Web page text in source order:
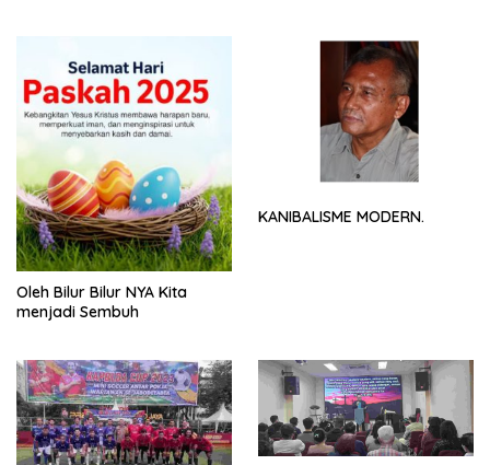
Oleh Bilur Bilur NYA Kita
menjadi Sembuh
KANIBALISME MODERN.